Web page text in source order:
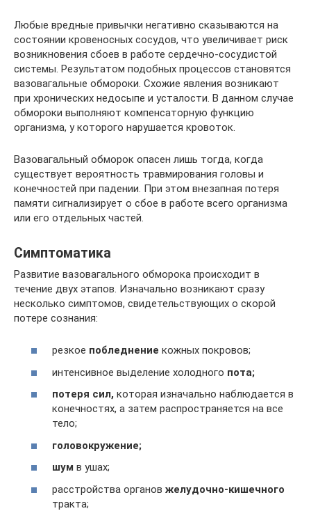
Любые вредные привычки негативно сказываются на
состоянии кровеносных сосудов, что увеличивает риск
возникновения сбоев в работе сердечно-сосудистой
системы. Результатом подобных процессов становятся
вазовагальные обмороки. Схожие явления возникают
при хронических недосыпе и усталости. В данном случае
обмороки выполняют компенсаторную функцию
организма, у которого нарушается кровоток.
Вазовагальный обморок опасен лишь тогда, когда
существует вероятность травмирования головы и
конечностей при падении. При этом внезапная потеря
памяти сигнализирует о сбое в работе всего организма
или его отдельных частей.
Симптоматика
Развитие вазовагального обморока происходит в
течение двух этапов. Изначально возникают сразу
несколько симптомов, свидетельствующих о скорой
потере сознания:
резкое побледнение кожных покровов;
интенсивное выделение холодного пота;
потеря сил, которая изначально наблюдается в
конечностях, а затем распространяется на все
тело;
головокружение;
шум в ушах;
расстройства органов желудочно-кишечного
тракта;